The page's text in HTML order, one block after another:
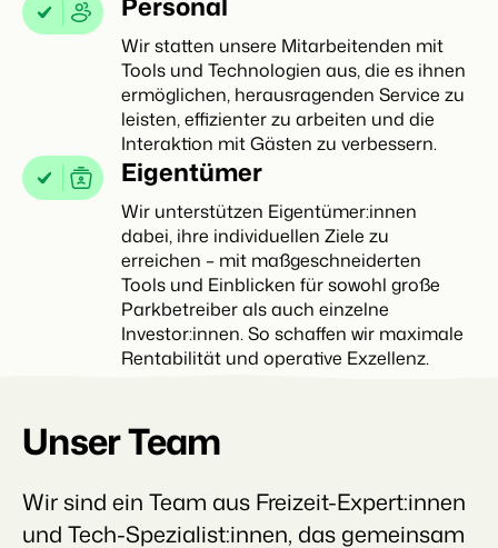
Wir statten unsere Mitarbeitenden mit
Tools und Technologien aus, die es ihnen
ermöglichen, herausragenden Service zu
leisten, effizienter zu arbeiten und die
Interaktion mit Gästen zu verbessern.
Eigentümer
Wir unterstützen Eigentümer:innen
dabei, ihre individuellen Ziele zu
erreichen – mit maßgeschneiderten
Tools und Einblicken für sowohl große
Parkbetreiber als auch einzelne
Investor:innen. So schaffen wir maximale
Rentabilität und operative Exzellenz.
Unser Team
Wir sind ein Team aus Freizeit-Expert:innen
und Tech-Spezialist:innen, das gemeinsam